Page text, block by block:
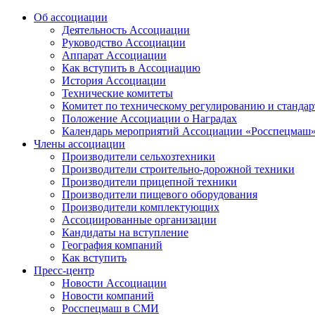
Об ассоциации
Деятельность Ассоциации
Руководство Ассоциации
Аппарат Ассоциации
Как вступить в Ассоциацию
История Ассоциации
Технические комитеты
Комитет по техническому регулированию и
Положение Ассоциации о Наградах
Календарь мероприятий Ассоциации «Росспецмаш»
Члены ассоциации
Производители сельхозтехники
Производители строительно-дорожной техники
Производители прицепной техники
Производители пищевого оборудования
Производители комплектующих
Ассоциированные организации
Кандидаты на вступление
География компаний
Как вступить
Пресс-центр
Новости Ассоциации
Новости компаний
Росспецмаш в СМИ